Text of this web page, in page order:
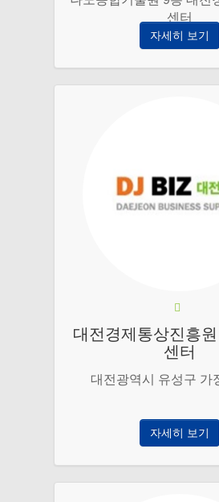
센터
자세히 보기
대전경제통상진흥
센터
대전광역시 유성구 가
자세히 보기